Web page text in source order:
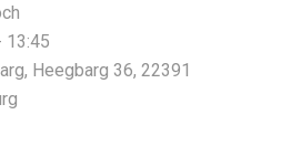
13:45
Heegbarg 36, 22391